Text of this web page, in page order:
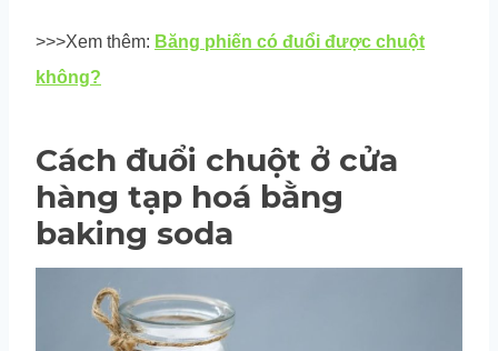
>>>Xem thêm: Băng phiến có đuổi được chuột
không?
Cách đuổi chuột ở cửa
hàng tạp hoá bằng
baking soda